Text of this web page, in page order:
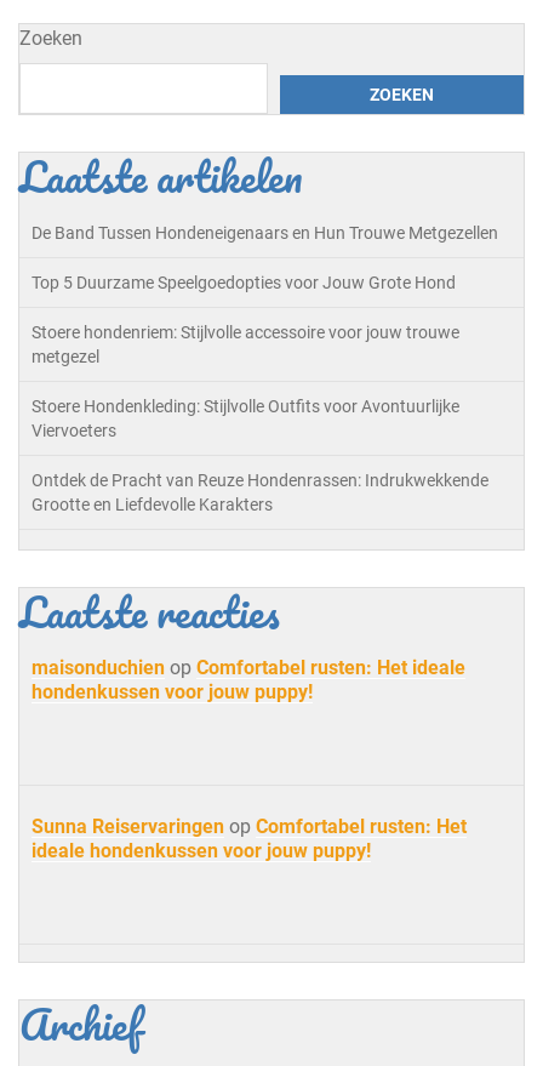
Zoeken
ZOEKEN
Laatste artikelen
De Band Tussen Hondeneigenaars en Hun Trouwe Metgezellen
Top 5 Duurzame Speelgoedopties voor Jouw Grote Hond
Stoere hondenriem: Stijlvolle accessoire voor jouw trouwe
metgezel
Stoere Hondenkleding: Stijlvolle Outfits voor Avontuurlijke
Viervoeters
Ontdek de Pracht van Reuze Hondenrassen: Indrukwekkende
Grootte en Liefdevolle Karakters
Laatste reacties
maisonduchien op Comfortabel rusten: Het ideale
hondenkussen voor jouw puppy!
Sunna Reiservaringen op Comfortabel rusten: Het
ideale hondenkussen voor jouw puppy!
Archief